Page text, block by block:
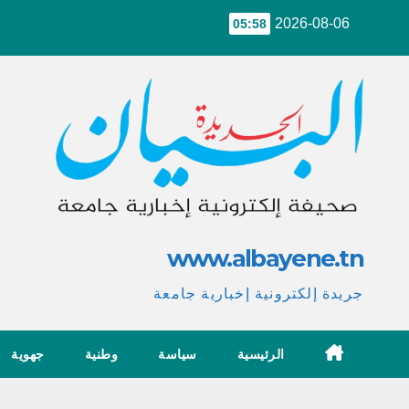
2026-08-06
05:58
www.albayene.tn
جريدة إلكترونية إخبارية جامعة
الرئيسية سياسة وطنية جهوية